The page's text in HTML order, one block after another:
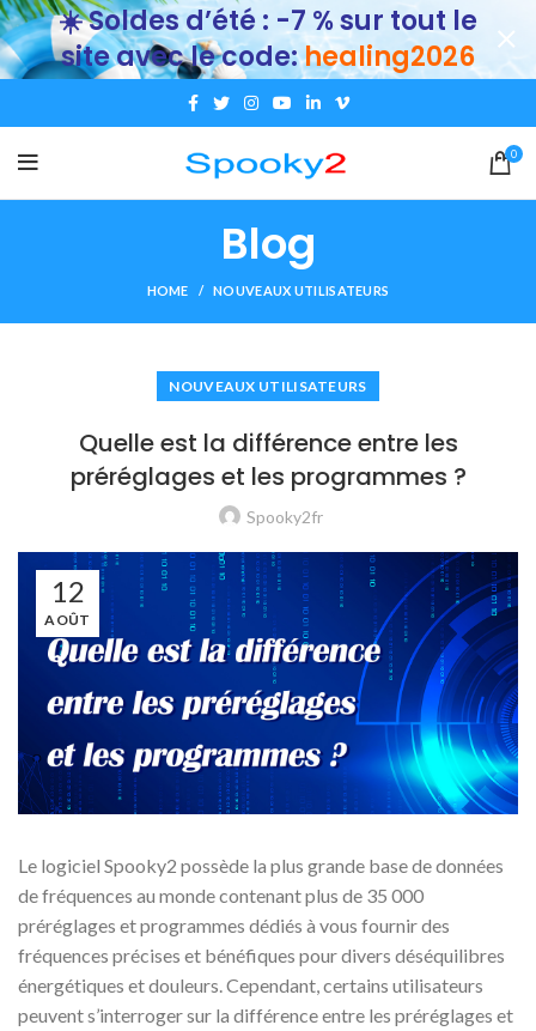
0
Blog
HOME NOUVEAUX UTILISATEURS
NOUVEAUX UTILISATEURS
Quelle est la différence entre les
préréglages et les programmes ?
Spooky2fr
12
AOÛT
Le logiciel Spooky2 possède la plus grande base de données
de fréquences au monde contenant plus de 35 000
préréglages et programmes dédiés à vous fournir des
fréquences précises et bénéfiques pour divers déséquilibres
énergétiques et douleurs. Cependant, certains utilisateurs
peuvent s’interroger sur la différence entre les préréglages et
☀️ Soldes d’été : -7 % sur tout le
site avec le code:healing2026